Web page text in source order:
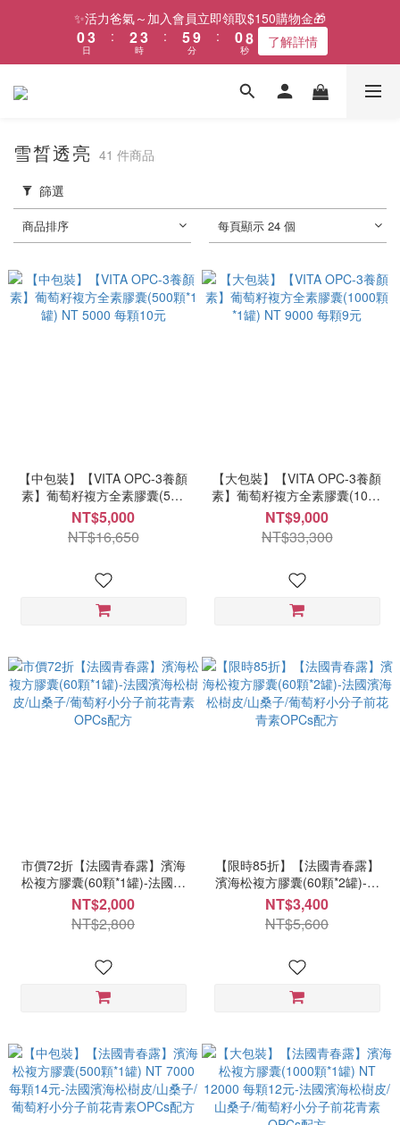
✨活力爸氣～加入會員立即領取$150購物金🎁
1
0
4
3
2
日
:
3
2
1
4
3
2
時
:
6
5
4
9
8
0
分
:
1
0
9
8
7
5
秒 了解詳情
雪晳透亮 41 件商品
篩選
商品排序 每頁顯示 24 個
【中包裝】【VITA OPC-3養顏
素】葡萄籽複方全素膠囊(500
顆*1罐) NT 5000 每顆10元
NT$5,000
NT$16,650
【大包裝】【VITA OPC-3養顏
素】葡萄籽複方全素膠囊(1000
顆*1罐) NT 9000 每顆9元
NT$9,000
NT$33,300
市價72折【法國青春露】濱海
松複方膠囊(60顆*1罐)-法國濱
海松樹皮/山桑子/葡萄籽小分子
前花青素OPCs配方
NT$2,000
NT$2,800
【限時85折】【法國青春露】
濱海松複方膠囊(60顆*2罐)-法
國濱海松樹皮/山桑子/葡萄籽小
分子前花青素OPCs配方
NT$3,400
NT$5,600